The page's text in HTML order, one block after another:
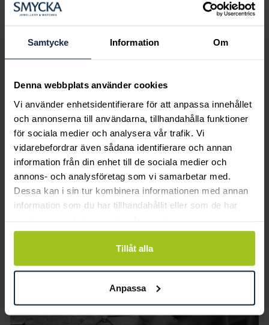
Samtycke Information Om
Denna webbplats använder cookies
Vi använder enhetsidentifierare för att anpassa innehållet
och annonserna till användarna, tillhandahålla funktioner
för sociala medier och analysera vår trafik. Vi
vidarebefordrar även sådana identifierare och annan
information från din enhet till de sociala medier och
annons- och analysföretag som vi samarbetar med.
Dessa kan i sin tur kombinera informationen med annan
information som du har tillhandahållit eller som de har
Tillåt alla
Anpassa
drömring för varje tillfälle i livet. Bokar du
perfekt för just din stil och smak.